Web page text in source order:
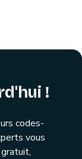
!
codes-
vous